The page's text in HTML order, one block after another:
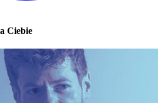
Ciebie